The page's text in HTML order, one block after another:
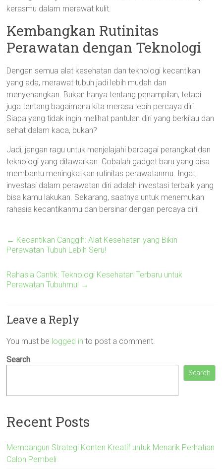
kerasmu dalam merawat kulit.
Kembangkan Rutinitas
Perawatan dengan Teknologi
Dengan semua alat kesehatan dan teknologi kecantikan
yang ada, merawat tubuh jadi lebih mudah dan
menyenangkan. Bukan hanya tentang penampilan, tetapi
juga tentang bagaimana kita merasa lebih percaya diri.
Siapa yang tidak ingin melihat pantulan diri yang berkilau dan
sehat dalam kaca, bukan?
Jadi, jangan ragu untuk menjelajahi berbagai perangkat dan
teknologi yang ditawarkan. Cobalah gadget baru yang bisa
membantu meningkatkan rutinitas perawatanmu. Ingat,
investasi dalam perawatan diri adalah investasi terbaik yang
bisa kamu lakukan. Sekarang, saatnya untuk menemukan
rahasia kecantikanmu dan bersinar dengan percaya diri!
← Kecantikan Canggih: Alat Kesehatan yang Bikin
Perawatan Tubuh Lebih Seru!
Rahasia Cantik: Teknologi Kesehatan Terbaru untuk
Perawatan Tubuhmu! →
Leave a Reply
You must be logged in to post a comment.
Search
Search
Recent Posts
Membangun Strategi Konten Kreatif untuk Menarik Perhatian
Calon Pembeli